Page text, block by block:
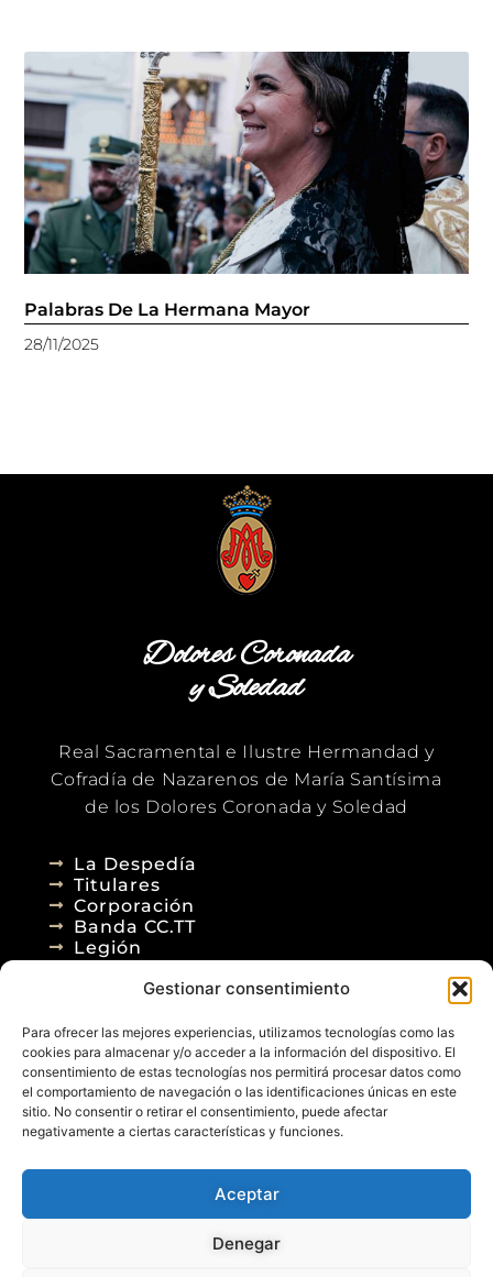
Gestionar consentimiento
Para ofrecer las mejores experiencias, utilizamos tecnologías como las
cookies para almacenar y/o acceder a la información del dispositivo. El
consentimiento de estas tecnologías nos permitirá procesar datos como
el comportamiento de navegación o las identificaciones únicas en este
sitio. No consentir o retirar el consentimiento, puede afectar
negativamente a ciertas características y funciones.
Aceptar
Denegar
Palabras De La Hermana Mayor
28/11/2025
Dolores Coronada
y Soledad
Real Sacramental e Ilustre Hermandad y
Cofradía de Nazarenos de María Santísima
de los Dolores Coronada y Soledad
La Despedía
Titulares
Corporación
Banda CC.TT
Legión
Agenda
Blog
Contacto
Política de Privacidad